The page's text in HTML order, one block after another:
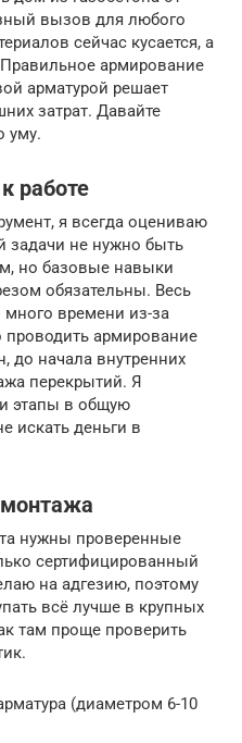
вызов для любого
сейчас кусается, а
армирование
арматурой решает
затрат. Давайте
уму.
работе
я всегда оцениваю
задачи не нужно быть
но базовые навыки
обязательны. Весь
времени из-за
армирование
до начала внутренних
перекрытий. Я
этапы в общую
искать деньги в
монтажа
нужны проверенные
сертифицированный
на адгезию, поэтому
всё лучше в крупных
там проще проверить
(диаметром 6-10